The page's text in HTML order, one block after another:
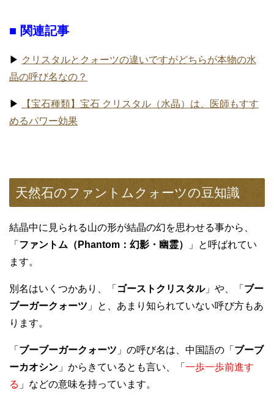
■ 関連記事
▶ クリスタルとクォーツの違いですがどちらが本物の水
晶の呼び名なの？
▶
【宝石種類】宝石 クリスタル（水晶）は、医師もすす
めるパワー効果
天然石のファントムクォーツの豆知識
結晶中に見られる山の形が結晶の幻を思わせる事から、
「 ファントム（Phantom：幻影・幽霊）
」と呼ばれてい
ます。
別名はいくつかあり、「 ゴーストクリスタル」や、「 ブー
ブーガークォーツ 」と、あまり知られていない呼び方もあ
ります。
「 ブーブーガークォーツ 」の呼び名は、中国語の「 ブーブ
ーカオシン 」からきているとも言い、「 一歩一歩前進す
る 」などの意味を持っています。